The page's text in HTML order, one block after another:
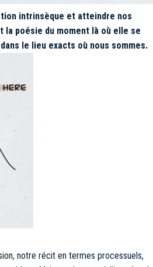
intrinsèque et atteindre nos
la poésie du moment là où elle se
le lieu exacts où nous sommes.
notre récit en termes processuels,